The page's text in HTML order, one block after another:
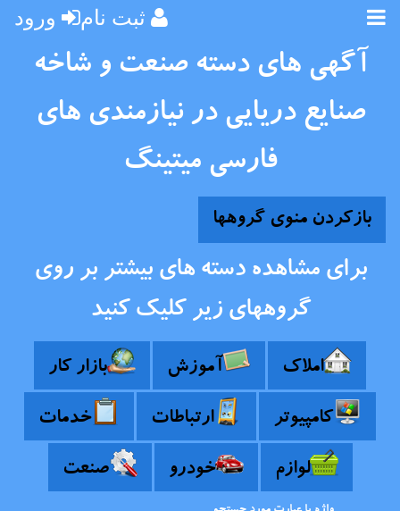
ورود ثبت نام
آگهی های دسته صنعت و شاخه
صنایع دریایی در نیازمندی های
فارسی میتینگ
بازکردن منوی گروهها
برای مشاهده دسته های بیشتر بر روی
گروههای زیر کلیک کنید
املاک آموزش بازار کار
کامپیوتر ارتباطات خدمات
لوازم خودرو صنعت